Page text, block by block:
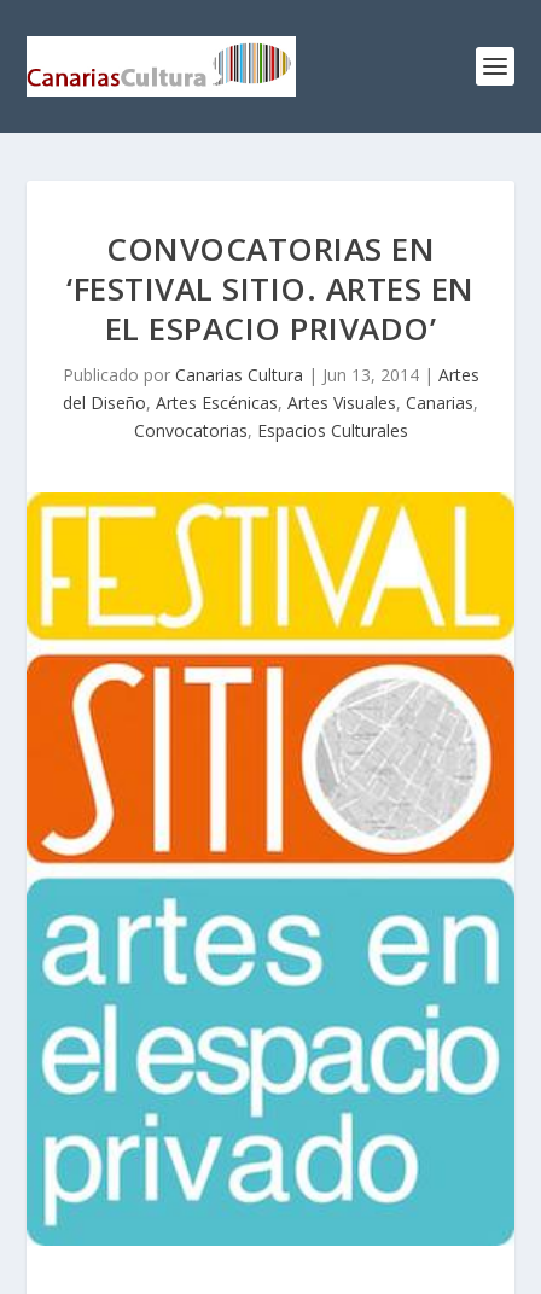
CONVOCATORIAS EN
‘FESTIVAL SITIO. ARTES EN
EL ESPACIO PRIVADO’
Publicado por Canarias Cultura | Jun 13, 2014| Artes
del Diseño, Artes Escénicas, Artes Visuales, Canarias,
Convocatorias, Espacios Culturales